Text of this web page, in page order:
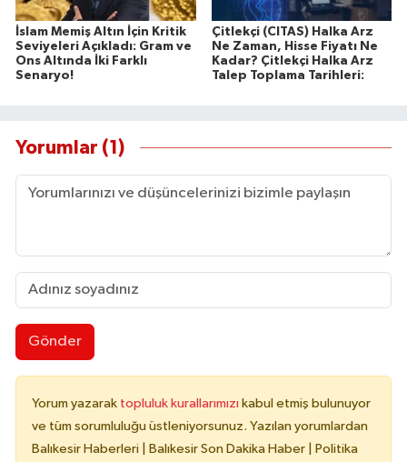
İslam Memiş Altın İçin Kritik
Seviyeleri Açıkladı: Gram ve
Ons Altında İki Farklı
Senaryo!
Çitlekçi (CITAS) Halka Arz
Ne Zaman, Hisse Fiyatı Ne
Kadar? Çitlekçi Halka Arz
Talep Toplama Tarihleri:
Yorumlar (1)
Gönder
Yorum yazarak topluluk kurallarımızı kabul etmiş bulunuyor
ve tüm sorumluluğu üstleniyorsunuz. Yazılan yorumlardan
Balıkesir Haberleri | Balıkesir Son Dakika Haber | Politika